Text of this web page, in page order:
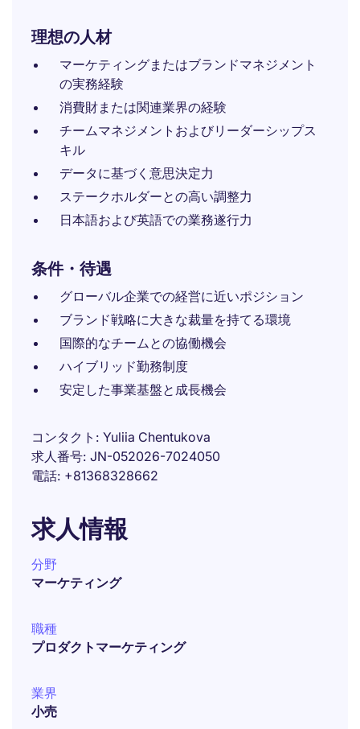
理想の人材
マーケティングまたはブランドマネジメント
の実務経験
消費財または関連業界の経験
チームマネジメントおよびリーダーシップス
キル
データに基づく意思決定力
ステークホルダーとの高い調整力
日本語および英語での業務遂行力
条件・待遇
グローバル企業での経営に近いポジション
ブランド戦略に大きな裁量を持てる環境
国際的なチームとの協働機会
ハイブリッド勤務制度
安定した事業基盤と成長機会
コンタクト
Yuliia Chentukova
求人番号 JN-052026-7024050
電話 +81368328662
求人情報
分野
マーケティング
職種
プロダクトマーケティング
業界
小売